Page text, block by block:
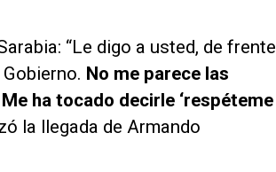
“Le digo a usted, de frente
No me parece las
ha tocado decirle ‘respéteme
la llegada de Armando